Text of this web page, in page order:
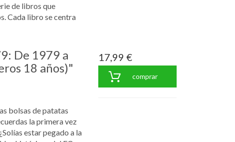
de libros que
Cada libro se centra
De 1979 a
18 años)"
bolsas de patatas
la primera vez
estar pegado a la
17,99 €
comprar